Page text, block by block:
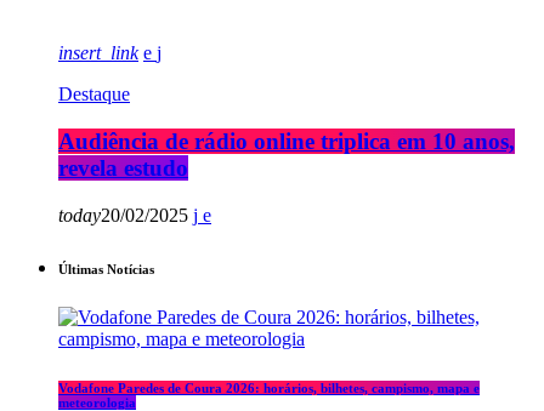
insert_link
Destaque
Audiência de rádio online triplica em 10 anos,
revela estudo
today20/02/2025
Últimas Notícias
Vodafone Paredes de Coura 2026: horários, bilhetes, campismo, mapa e
meteorologia